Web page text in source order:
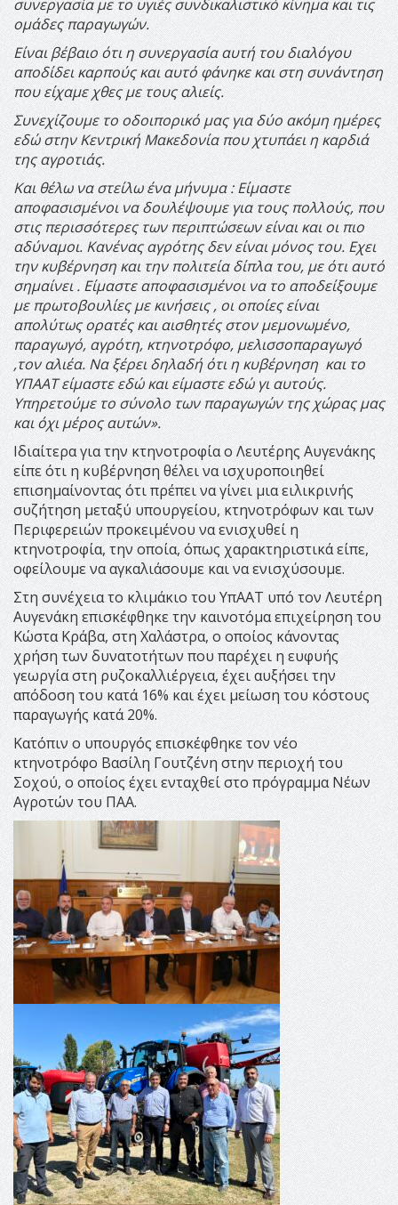
συνεργασία με το υγιές συνδικαλιστικό κίνημα και τις
ομάδες παραγωγών.
Είναι βέβαιο ότι η συνεργασία αυτή του διαλόγου
αποδίδει καρπούς και αυτό φάνηκε και στη συνάντηση
που είχαμε χθες με τους αλιείς.
Συνεχίζουμε το οδοιπορικό μας για δύο ακόμη ημέρες
εδώ στην Κεντρική Μακεδονία που χτυπάει η καρδιά
της αγροτιάς.
Και θέλω να στείλω ένα μήνυμα : Είμαστε
αποφασισμένοι να δουλέψουμε για τους πολλούς, που
στις περισσότερες των περιπτώσεων είναι και οι πιο
αδύναμοι. Κανένας αγρότης δεν είναι μόνος του. Εχει
την κυβέρνηση και την πολιτεία δίπλα του, με ότι αυτό
σημαίνει . Είμαστε αποφασισμένοι να το αποδείξουμε
με πρωτοβουλίες με κινήσεις , οι οποίες είναι
απολύτως ορατές και αισθητές στον μεμονωμένο,
παραγωγό, αγρότη, κτηνοτρόφο, μελισσοπαραγωγό
,τον αλιέα. Να ξέρει δηλαδή ότι η κυβέρνηση και το
ΥΠΑΑΤ είμαστε εδώ και είμαστε εδώ γι αυτούς.
Υπηρετούμε το σύνολο των παραγωγών της χώρας μας
και όχι μέρος αυτών».
Ιδιαίτερα για την κτηνοτροφία ο Λευτέρης Αυγενάκης
είπε ότι η κυβέρνηση θέλει να ισχυροποιηθεί
επισημαίνοντας ότι πρέπει να γίνει μια ειλικρινής
συζήτηση μεταξύ υπουργείου, κτηνοτρόφων και των
Περιφερειών προκειμένου να ενισχυθεί η
κτηνοτροφία, την οποία, όπως χαρακτηριστικά είπε,
οφείλουμε να αγκαλιάσουμε και να ενισχύσουμε.
Στη συνέχεια το κλιμάκιο του ΥπΑΑΤ υπό τον Λευτέρη
Αυγενάκη επισκέφθηκε την καινοτόμα επιχείρηση του
Κώστα Κράβα, στη Χαλάστρα, ο οποίος κάνοντας
χρήση των δυνατοτήτων που παρέχει η ευφυής
γεωργία στη ρυζοκαλλιέργεια, έχει αυξήσει την
απόδοση του κατά 16% και έχει μείωση του κόστους
παραγωγής κατά 20%.
Κατόπιν ο υπουργός επισκέφθηκε τον νέο
κτηνοτρόφο Βασίλη Γουτζένη στην περιοχή του
Σοχού, ο οποίος έχει ενταχθεί στο πρόγραμμα Νέων
Αγροτών του ΠΑΑ.